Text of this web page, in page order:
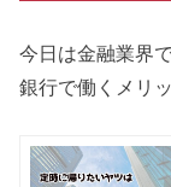
今日は金融業界
銀行で働くメリ